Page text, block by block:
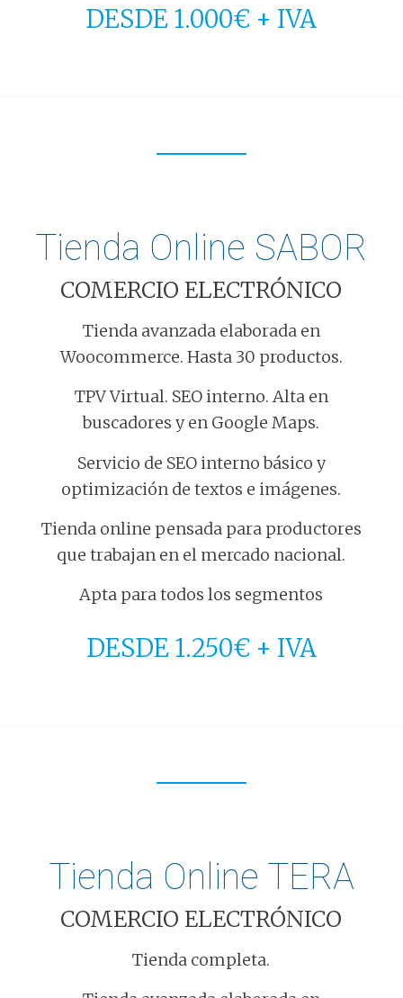
DESDE 1.000€ + IVA
Tienda Online SABOR
COMERCIO ELECTRÓNICO
Tienda avanzada elaborada en
Woocommerce. Hasta 30 productos.
TPV Virtual. SEO interno. Alta en
buscadores y en Google Maps.
Servicio de SEO interno básico y
optimización de textos e imágenes.
Tienda online pensada para productores
que trabajan en el mercado nacional.
Apta para todos los segmentos
DESDE 1.250€ + IVA
Tienda Online TERA
COMERCIO ELECTRÓNICO
Tienda completa.